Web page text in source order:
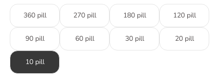
360 pill 270 pill 180 pill 120 pill
90 pill 60 pill 30 pill 20 pill
10 pill